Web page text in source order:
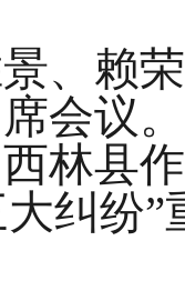
赖荣
会议
林县
纠纷